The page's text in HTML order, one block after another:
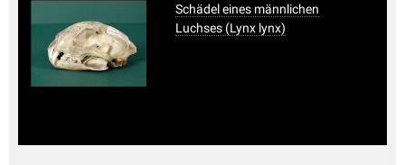
Schädel eines männlichen
Luchses (Lynx lynx)